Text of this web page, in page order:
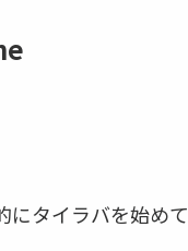
にタイラバを始め